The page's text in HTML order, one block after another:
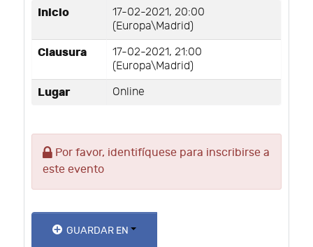
Inicio
17-02-2021, 20:00
(Europa\Madrid)
Clausura
17-02-2021, 21:00
(Europa\Madrid)
Lugar Online
Por favor, identifíquese para inscribirse a
este evento
GUARDAR EN